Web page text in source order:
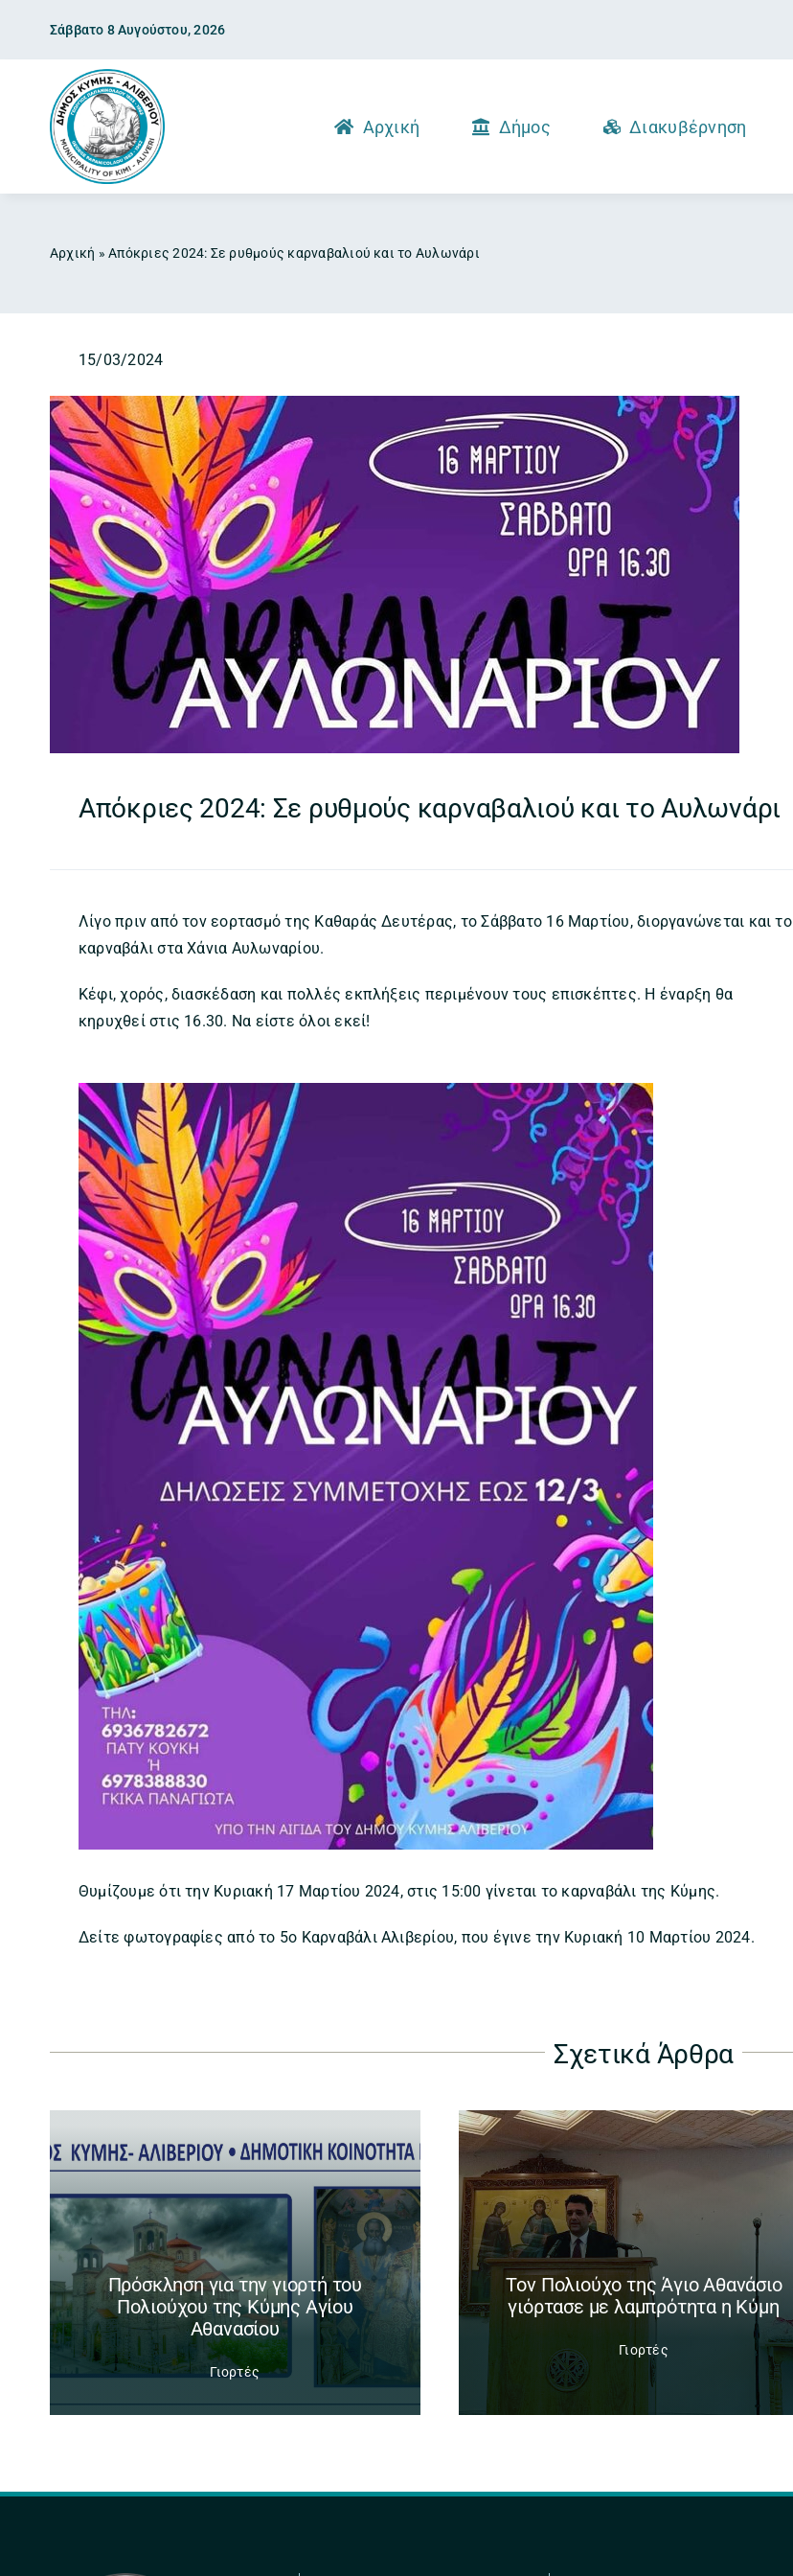
content
Σάββατο 8 Αυγούστου, 2026
Αρχική Δήμος Διακυβέρνηση
Αρχική »Απόκριες 2024: Σε ρυθμούς καρναβαλιού και το Αυλωνάρι
15/03/2024
Απόκριες 2024: Σε ρυθμούς καρναβαλιού και το Αυλωνάρι
Λίγο πριν από τον εορτασμό της Καθαράς Δευτέρας, το Σάββατο 16 Μαρτίου, διοργανώνεται και το
καρναβάλι στα Χάνια Αυλωναρίου.
Κέφι, χορός, διασκέδαση και πολλές εκπλήξεις περιμένουν τους επισκέπτες. Η έναρξη θα
κηρυχθεί στις 16.30. Να είστε όλοι εκεί!
Θυμίζουμε ότι την Κυριακή 17 Μαρτίου 2024, στις 15:00 γίνεται το καρναβάλι της Κύμης.
Δείτε φωτογραφίες από το 5ο Καρναβάλι Αλιβερίου, που έγινε την Κυριακή 10 Μαρτίου 2024.
Σχετικά Άρθρα
Πρόσκληση για την γιορτή του
Πολιούχου της Κύμης Αγίου
Αθανασίου
Γιορτές
Tον Πολιούχο της Άγιο Αθανάσιο
γιόρτασε με λαμπρότητα η Κύμη
Γιορτές